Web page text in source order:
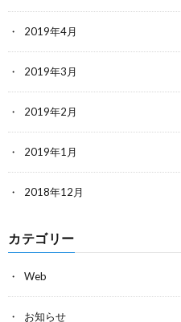
2019年4月
2019年3月
2019年2月
2019年1月
2018年12月
カテゴリー
Web
お知らせ